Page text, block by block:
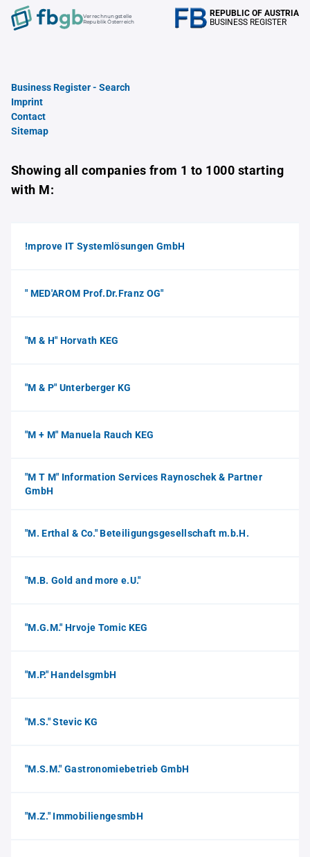
Verrechnungstelle
Republik Österreich
REPUBLIC OF AUSTRIA
BUSINESS REGISTER
Business Register - Search
Imprint
Contact
Sitemap
Showing all companies from 1 to 1000 starting
with M:
!mprove IT Systemlösungen GmbH
" MED'AROM Prof.Dr.Franz OG"
"M & H" Horvath KEG
"M & P" Unterberger KG
"M + M" Manuela Rauch KEG
"M T M" Information Services Raynoschek & Partner
GmbH
"M. Erthal & Co." Beteiligungsgesellschaft m.b.H.
"M.B. Gold and more e.U."
"M.G.M." Hrvoje Tomic KEG
"M.P." HandelsgmbH
"M.S." Stevic KG
"M.S.M." Gastronomiebetrieb GmbH
"M.Z." ImmobiliengesmbH